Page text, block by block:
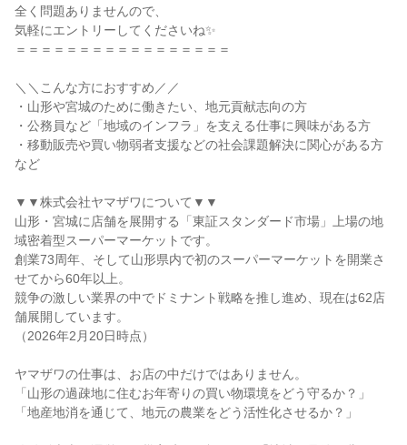
全く問題ありませんので、
気軽にエントリーしてくださいね✨
＝＝＝＝＝＝＝＝＝＝＝＝＝＝＝＝＝
＼＼こんな方におすすめ／／
・山形や宮城のために働きたい、地元貢献志向の方
・公務員など「地域のインフラ」を支える仕事に興味がある方
・移動販売や買い物弱者支援などの社会課題解決に関心がある方
など
▼▼株式会社ヤマザワについて▼▼
山形・宮城に店舗を展開する「東証スタンダード市場」上場の地
域密着型スーパーマーケットです。
創業73周年、そして山形県内で初のスーパーマーケットを開業さ
せてから60年以上。
競争の激しい業界の中でドミナント戦略を推し進め、現在は62店
舗展開しています。
（2026年2月20日時点）
ヤマザワの仕事は、お店の中だけではありません。
「山形の過疎地に住むお年寄りの買い物環境をどう守るか？」
「地産地消を通じて、地元の農業をどう活性化させるか？」